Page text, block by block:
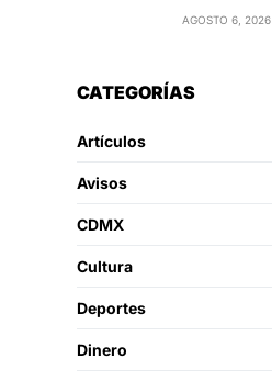
AGOSTO 6, 2026
CATEGORÍAS
Artículos
Avisos
CDMX
Cultura
Deportes
Dinero